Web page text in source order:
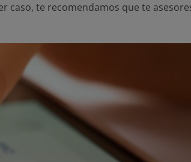
caso, te recomendamos que te